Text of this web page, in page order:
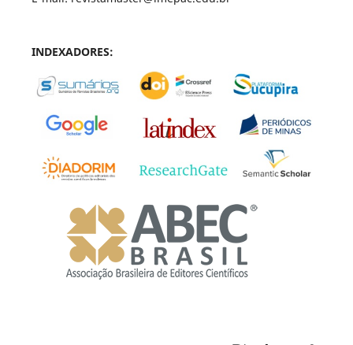
INDEXADORES: